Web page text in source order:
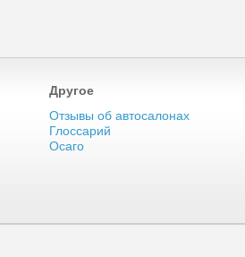
Другое
Отзывы об автосалонах
Глоссарий
Осаго